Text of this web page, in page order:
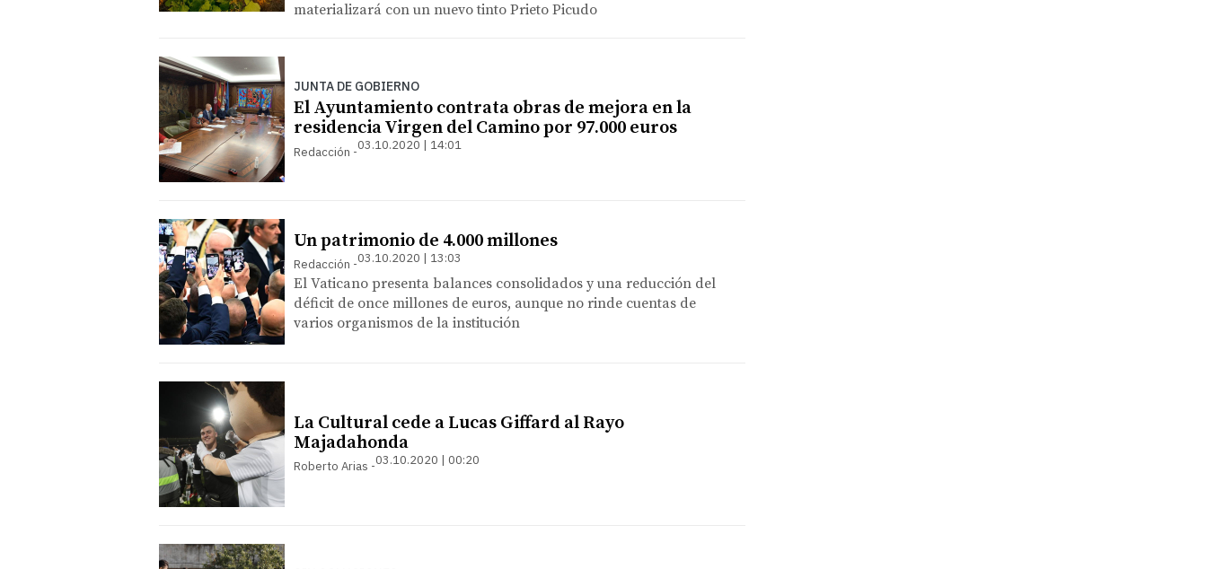
materializará con un nuevo tinto Prieto Picudo
JUNTA DE GOBIERNO
El Ayuntamiento contrata obras de mejora en la
residencia Virgen del Camino por 97.000 euros
Redacción 03.10.2020 | 14:01
Un patrimonio de 4.000 millones
Redacción 03.10.2020 | 13:03
El Vaticano presenta balances consolidados y una reducción del
déficit de once millones de euros, aunque no rinde cuentas de
varios organismos de la institución
La Cultural cede a Lucas Giffard al Rayo
Majadahonda
Roberto Arias 03.10.2020 | 00:20